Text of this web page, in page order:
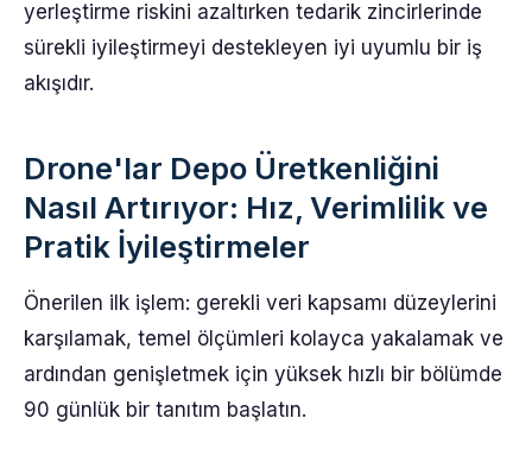
yerleştirme riskini azaltırken tedarik zincirlerinde
sürekli iyileştirmeyi destekleyen iyi uyumlu bir iş
akışıdır.
Drone'lar Depo Üretkenliğini
Nasıl Artırıyor: Hız, Verimlilik ve
Pratik İyileştirmeler
Önerilen ilk işlem: gerekli veri kapsamı düzeylerini
karşılamak, temel ölçümleri kolayca yakalamak ve
ardından genişletmek için yüksek hızlı bir bölümde
90 günlük bir tanıtım başlatın.